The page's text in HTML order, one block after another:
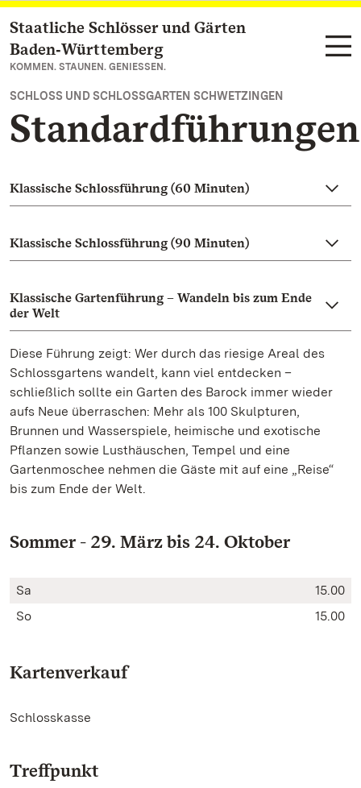
Zum Hauptinhalt springen
Staatliche Schlösser und Gärten
Baden‑Württemberg
KOMMEN. STAUNEN. GENIESSEN.
SCHLOSS UND SCHLOSSGARTEN SCHWETZINGEN
Standardführungen
Klassische Schlossführung (60 Minuten)
Klassische Schlossführung (90 Minuten)
Klassische Gartenführung – Wandeln bis zum Ende
der Welt
Diese Führung zeigt: Wer durch das riesige Areal des
Schlossgartens wandelt, kann viel entdecken –
schließlich sollte ein Garten des Barock immer wieder
aufs Neue überraschen: Mehr als 100 Skulpturen,
Brunnen und Wasserspiele, heimische und exotische
Pflanzen sowie Lusthäuschen, Tempel und eine
Gartenmoschee nehmen die Gäste mit auf eine „Reise“
bis zum Ende der Welt.
Sommer - 29. März bis 24. Oktober
Sa
15.00
So
15.00
Kartenverkauf
Schlosskasse
Treffpunkt